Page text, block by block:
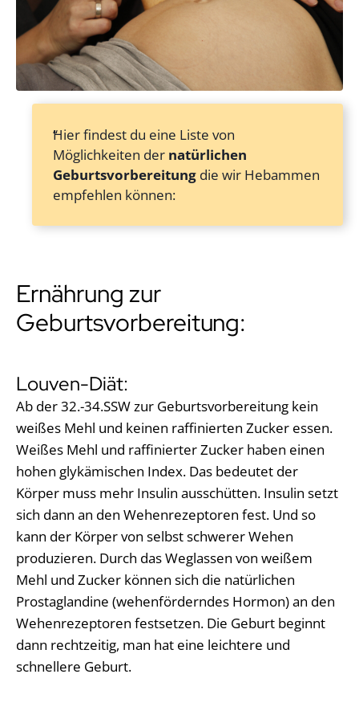
Hier findest du eine Liste von
Möglichkeiten der natürlichen
Geburtsvorbereitung die wir Hebammen
empfehlen können:
Ernährung zur
Geburtsvorbereitung:
Louven-Diät:
Ab der 32.-34.SSW zur Geburtsvorbereitung kein
weißes Mehl und keinen raffinierten Zucker essen.
Weißes Mehl und raffinierter Zucker haben einen
hohen glykämischen Index. Das bedeutet der
Körper muss mehr Insulin ausschütten. Insulin setzt
sich dann an den Wehenrezeptoren fest. Und so
kann der Körper von selbst schwerer Wehen
produzieren. Durch das Weglassen von weißem
Mehl und Zucker können sich die natürlichen
Prostaglandine (wehenförderndes Hormon) an den
Wehenrezeptoren festsetzen. Die Geburt beginnt
dann rechtzeitig, man hat eine leichtere und
schnellere Geburt.